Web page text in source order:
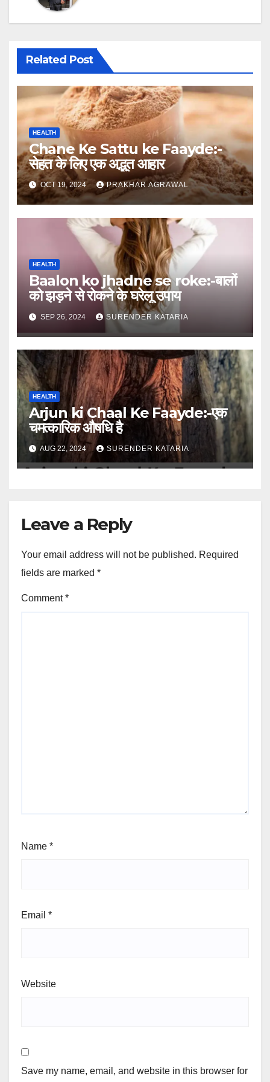
Related Post
HEALTH
Chane Ke Sattu ke Faayde:-
सेहत के लिए एक अद्भुत आहार
OCT 19, 2024 PRAKHAR AGRAWAL
HEALTH
Baalon ko jhadne se roke:-बालों
को झड़ने से रोकने के घरेलू उपाय
SEP 26, 2024 SURENDER KATARIA
HEALTH
Arjun ki Chaal Ke Faayde:-एक
चमत्कारिक औषधि है
AUG 22, 2024 SURENDER KATARIA
Leave a Reply
Your email address will not be published. Required
fields are marked *
Comment*
Name *
Email *
Website
Save my name, email, and website in this browser for